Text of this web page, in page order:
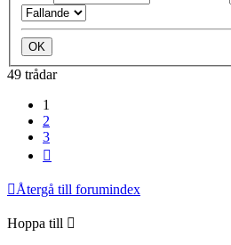
49 trådar
1
2
3
Återgå till forumindex
Hoppa till